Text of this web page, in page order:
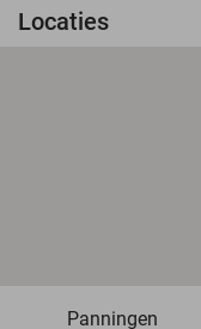
Locaties
Panningen